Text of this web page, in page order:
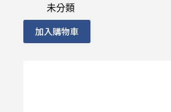
未分類
加入購物車